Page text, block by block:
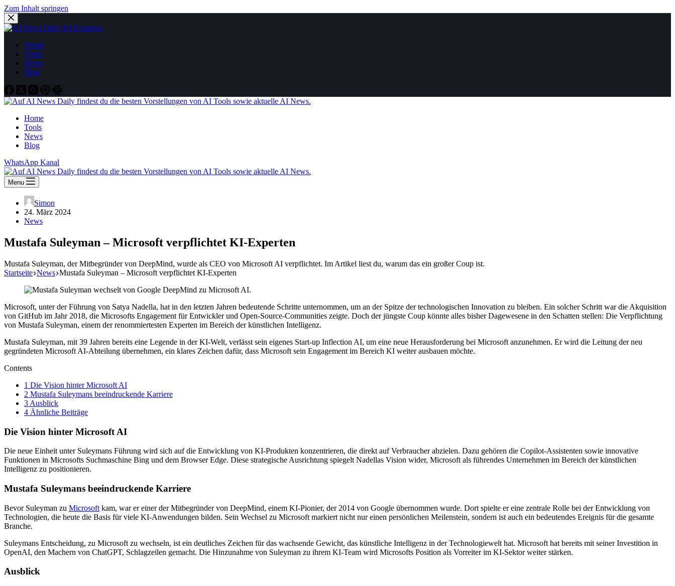
Zum Inhalt springen
Home
Tools
News
Blog
Home
Tools
News
Blog
WhatsApp Kanal
Menu
Simon
24. März 2024
News
Mustafa Suleyman – Microsoft verpflichtet KI-Experten
Mustafa Suleyman, der Mitbegründer von DeepMind, wurde als CEO von Microsoft AI verpflichtet. Im Artikel liest du, warum das ein großer Coup ist.
Startseite News Mustafa Suleyman – Microsoft verpflichtet KI-Experten
Microsoft, unter der Führung von Satya Nadella, hat in den letzten Jahren bedeutende Schritte unternommen, um an der Spitze der technologischen Innovation zu bleiben. Ein solcher Schritt war die Akquisition
von GitHub im Jahr 2018, die Microsofts Engagement für Entwickler und Open-Source-Communities zeigte. Doch der jüngste Coup könnte alles bisher Dagewesene in den Schatten stellen: Die Verpflichtung
von Mustafa Suleyman, einem der renommiertesten Experten im Bereich der künstlichen Intelligenz.
Mustafa Suleyman, mit 39 Jahren bereits eine Legende in der KI-Welt, verlässt sein eigenes Start-up Inflection AI, um eine neue Herausforderung bei Microsoft anzunehmen. Er wird die Leitung der neu
gegründeten Microsoft AI-Abteilung übernehmen, ein klares Zeichen dafür, dass Microsoft sein Engagement im Bereich KI weiter ausbauen möchte.
Contents
1 Die Vision hinter Microsoft AI
2 Mustafa Suleymans beeindruckende Karriere
3 Ausblick
4 Ähnliche Beiträge
Die Vision hinter Microsoft AI
Die neue Einheit unter Suleymans Führung wird sich auf die Entwicklung von KI-Produkten konzentrieren, die direkt auf Verbraucher abzielen. Dazu gehören die Copilot-Assistenten sowie innovative
Funktionen in Microsofts Suchmaschine Bing und dem Browser Edge. Diese strategische Ausrichtung spiegelt Nadellas Vision wider, Microsoft als führendes Unternehmen im Bereich der künstlichen
Intelligenz zu positionieren.
Mustafa Suleymans beeindruckende Karriere
Bevor Suleyman zu Microsoft kam, war er einer der Mitbegründer von DeepMind, einem KI-Pionier, der 2014 von Google übernommen wurde. Dort spielte er eine zentrale Rolle bei der Entwicklung von
Technologien, die heute die Basis für viele KI-Anwendungen bilden. Sein Wechsel zu Microsoft markiert nicht nur einen persönlichen Meilenstein, sondern ist auch ein bedeutendes Ereignis für die gesamte
Branche.
Suleymans Entscheidung, zu Microsoft zu wechseln, ist ein deutliches Zeichen für das wachsende Gewicht, das künstliche Intelligenz in der Technologiewelt hat. Microsoft hat bereits mit seiner Investition in
OpenAI, den Machern von ChatGPT, Schlagzeilen gemacht. Die Hinzunahme von Suleyman zu ihrem KI-Team wird Microsofts Position als Vorreiter im KI-Sektor weiter stärken.
Ausblick